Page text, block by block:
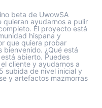
beta de UwowSA
quieran ayudarnos a pulir
El proyecto está
hispana y
que quiera probar
bienvenido. ¿Qué está
abierto. Puedes
cliente y ayudarnos a
subida de nivel inicial y
y artefactos mazmorras